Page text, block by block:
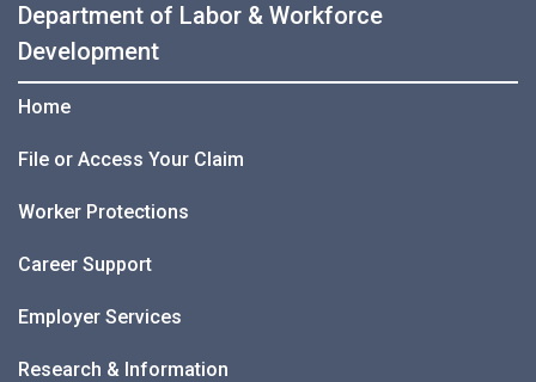
Department of Labor & Workforce
Development
Home
File or Access Your Claim
Worker Protections
Career Support
Employer Services
Research & Information